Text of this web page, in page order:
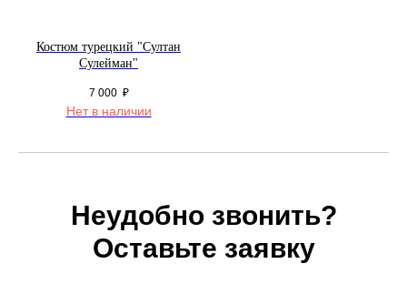
Костюм турецкий "Султан
Сулейман"
7 000 ₽
Нет в наличии
Неудобно звонить?
Оставьте заявку